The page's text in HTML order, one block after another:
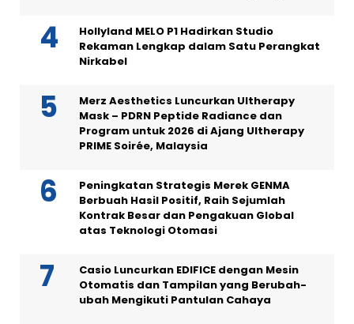
Hollyland MELO P1 Hadirkan Studio
Rekaman Lengkap dalam Satu Perangkat
Nirkabel
Merz Aesthetics Luncurkan Ultherapy
Mask – PDRN Peptide Radiance dan
Program untuk 2026 di Ajang Ultherapy
PRIME Soirée, Malaysia
Peningkatan Strategis Merek GENMA
Berbuah Hasil Positif, Raih Sejumlah
Kontrak Besar dan Pengakuan Global
atas Teknologi Otomasi
Casio Luncurkan EDIFICE dengan Mesin
Otomatis dan Tampilan yang Berubah-
ubah Mengikuti Pantulan Cahaya